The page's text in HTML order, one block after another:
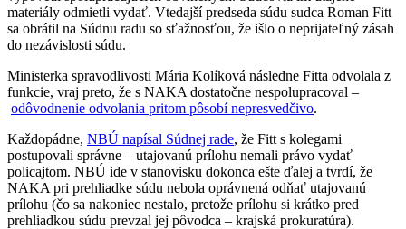
materiály odmietli vydať. Vtedajší predseda súdu sudca Roman Fitt
sa obrátil na Súdnu radu so sťažnosťou, že išlo o neprijateľný zásah
do nezávislosti súdu.
Ministerka spravodlivosti Mária Kolíková následne Fitta odvolala z
funkcie, vraj preto, že s NAKA dostatočne nespolupracoval –
odôvodnenie odvolania pritom pôsobí nepresvedčivo.
Každopádne, NBÚ napísal Súdnej rade, že Fitt s kolegami
postupovali správne – utajovanú prílohu nemali právo vydať
policajtom. NBÚ ide v stanovisku dokonca ešte ďalej a tvrdí, že
NAKA pri prehliadke súdu nebola oprávnená odňať utajovanú
prílohu (čo sa nakoniec nestalo, pretože prílohu si krátko pred
prehliadkou súdu prevzal jej pôvodca – krajská prokuratúra).